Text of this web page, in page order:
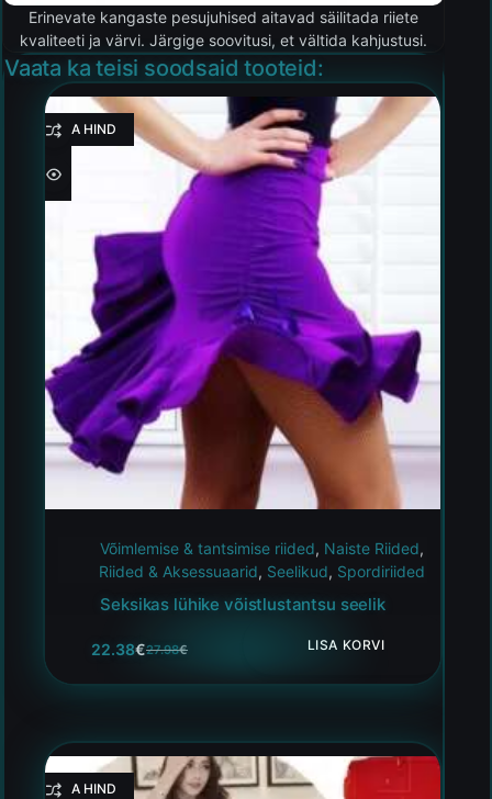
Erinevate kangaste pesujuhised aitavad säilitada riiete
kvaliteeti ja värvi. Järgige soovitusi, et vältida kahjustusi.
Vaata ka teisi soodsaid tooteid:
HEA HIND
Võimlemise & tantsimise riided, Naiste Riided,
Riided & Aksessuaarid, Seelikud, Spordiriided
Seksikas lühike võistlustantsu seelik
27.98€
22.38€ LISA KORVI
HEA HIND